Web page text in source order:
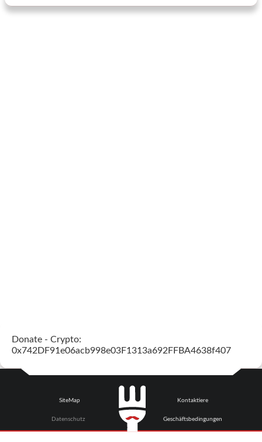
Donate - Crypto:
0x742DF91e06acb998e03F1313a692FFBA4638f407
SiteMap
Datenschutz
Kontaktiere
Geschäftsbedingungen